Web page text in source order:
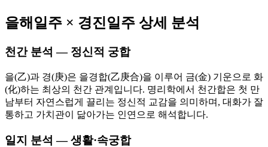
을해 일주 × 경진일주 상세 분석
천간 분석 — 정신적 궁합
을(乙)과 경(庚)은 을경합(乙庚合)을 이루어 금(金) 기운으로 화
(化)하는 최상의 천간 관계입니다. 명리학에서 천간합은 첫 만
남부터 자연스럽게 끌리는 정신적 교감을 의미하며, 대화가 잘
통하고 가치관이 닮아가는 인연으로 해석합니다.
일지 분석 — 생활·속궁합